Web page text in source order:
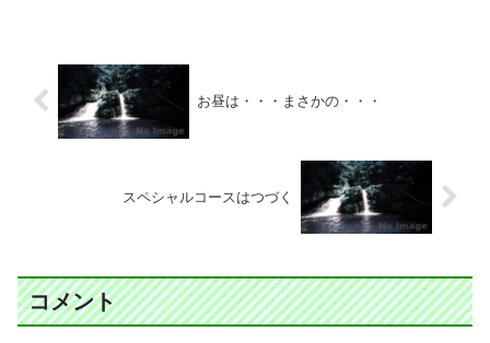
お昼は・・・まさかの・・・
スペシャルコースはつづく
コメント